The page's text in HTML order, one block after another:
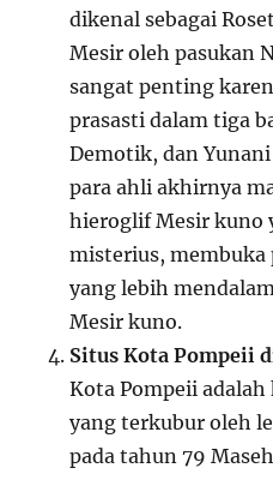
dikenal sebagai
Mesir oleh pasukan
sangat penting
prasasti dalam tiga
Demotik, dan
para ahli akhirnya
hieroglif Mesir kuno
misterius,
yang lebih
Mesir kuno.
Situs Kota Pompeii
Kota Pompeii
yang terkubur oleh
pada tahun 79